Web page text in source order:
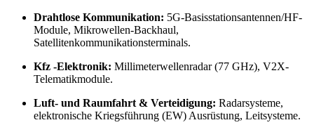
Drahtlose Kommunikation: 5G-Basisstationsantennen/HF-
Module, Mikrowellen-Backhaul,
Satellitenkommunikationsterminals.
Kfz -Elektronik: Millimeterwellenradar (77 GHz), V2X-
Telematikmodule.
Luft- und Raumfahrt & Verteidigung: Radarsysteme,
elektronische Kriegsführung (EW) Ausrüstung, Leitsysteme.